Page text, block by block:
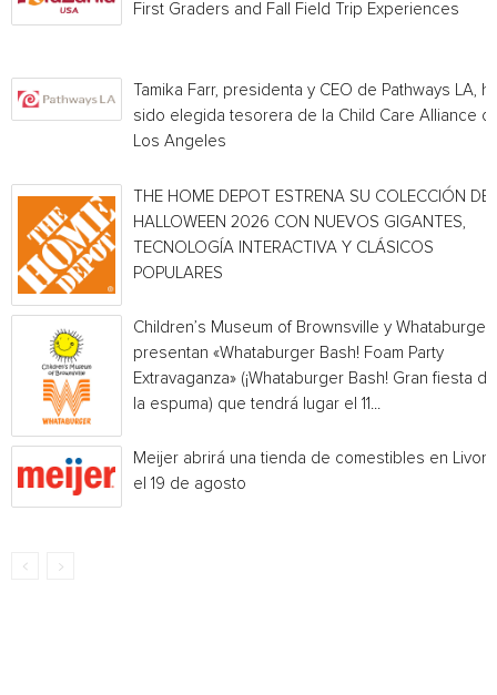
First Graders and Fall Field Trip Experiences
Tamika Farr, presidenta y CEO de Pathways LA,
sido elegida tesorera de la Child Care Alliance of
Los Angeles
THE HOME DEPOT ESTRENA SU COLECCIÓN DE
HALLOWEEN 2026 CON NUEVOS GIGANTES,
TECNOLOGÍA INTERACTIVA Y CLÁSICOS
POPULARES
Children’s Museum of Brownsville y Whataburger
presentan «Whataburger Bash! Foam Party
Extravaganza» (¡Whataburger Bash! Gran fiesta de
la espuma) que tendrá lugar el 11...
Meijer abrirá una tienda de comestibles en
el 19 de agosto